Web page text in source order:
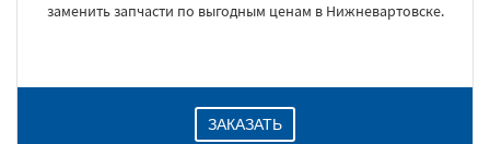
заменить запчасти по выгодным ценам в Нижневартовске.
ЗАКАЗАТЬ